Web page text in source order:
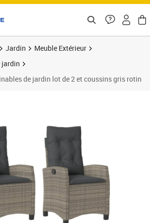
Jardin
Meuble Extérieur
jardin
de jardin lot de 2 et coussins gris rotin